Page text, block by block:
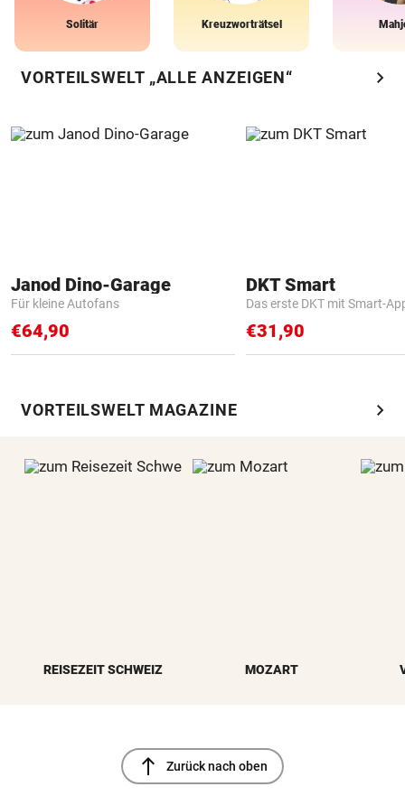
Solitär Kreuzworträtsel
VORTEILSWELT „ALLE ANZEIGEN“ chevron_right
Janod Dino-Garage
Für kleine Autofans
€64,90
DKT Smart
Das erste DKT mit Smart-
€31,90
VORTEILSWELT MAGAZINE chevron_right
REISEZEIT SCHWEIZ MOZART
north Zurück nach oben